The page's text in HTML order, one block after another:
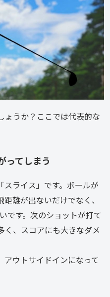
ょうか？ここでは代表的な
ってしまう
スライス」です。ボールが
離が出ないだけでなく、
です。次のショットが打て
く、スコアにも大きなダメ
ウトサイドインになって